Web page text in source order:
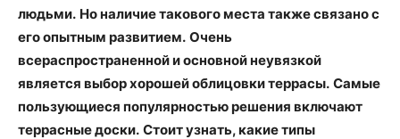
людьми. Но наличие такового места также связано с
его опытным развитием. Очень
всераспространенной и основной неувязкой
является выбор хорошей облицовки террасы. Самые
пользующиеся популярностью решения включают
террасные доски. Стоит узнать, какие типы